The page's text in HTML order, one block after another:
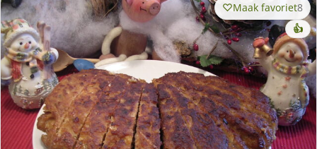
Maak favoriet8
👍